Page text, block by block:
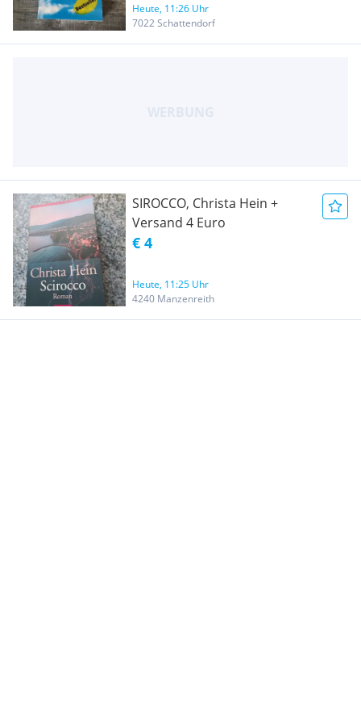
Heute, 11:26 Uhr
7022 Schattendorf
SIROCCO, Christa Hein +
Versand 4 Euro
€ 4
Heute, 11:25 Uhr
4240 Manzenreith